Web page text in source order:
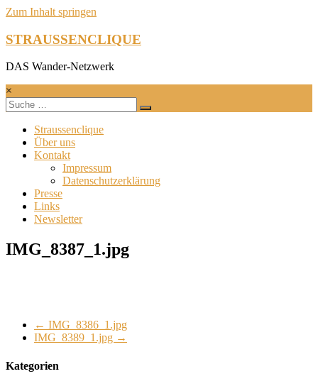
Zum Inhalt springen
STRAUSSENCLIQUE
DAS Wander-Netzwerk
×
Straussenclique
Über uns
Kontakt
Impressum
Datenschutzerklärung
Presse
Links
Newsletter
IMG_8387_1.jpg
← IMG_8386_1.jpg
IMG_8389_1.jpg →
Kategorien